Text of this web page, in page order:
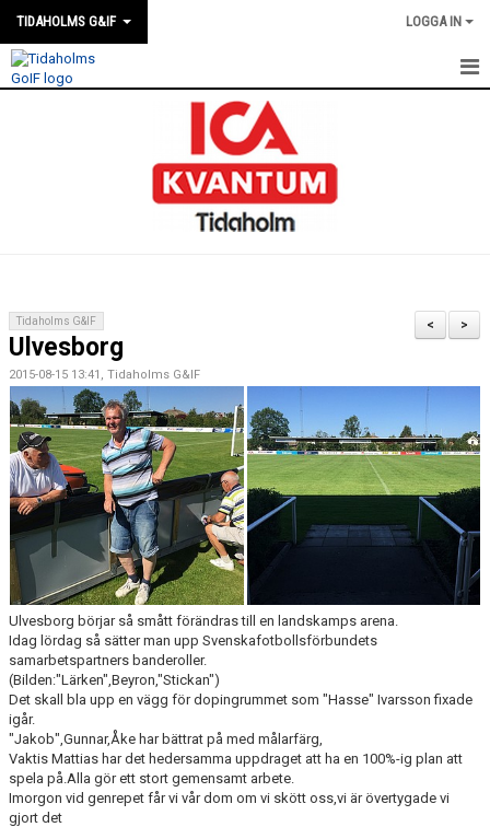
TIDAHOLMS G&IF LOGGA IN
FÖRENINGEN
SOUVENIRER
GAMLA GIFFS TORSDAGSTRÄFFAR
MATCHER
CUPER ARBETSBESKRIVNING
PLANSCHEMA
>
<
Tidaholms G&IF
Ulvesborg
2015-08-15 13:41, Tidaholms G&IF
Ulvesborg börjar så smått förändras till en landskamps arena.
Idag lördag så sätter man upp Svenskafotbollsförbundets
samarbetspartners banderoller.
(Bilden:"Lärken",Beyron,"Stickan")
Det skall bla upp en vägg för dopingrummet som "Hasse" Ivarsson fixade
igår.
"Jakob",Gunnar,Åke har bättrat på med målarfärg,
Vaktis Mattias har det hedersamma uppdraget att ha en 100%-ig plan att
spela på.Alla gör ett stort gemensamt arbete.
Imorgon vid genrepet får vi vår dom om vi skött oss,vi är övertygade vi
gjort det